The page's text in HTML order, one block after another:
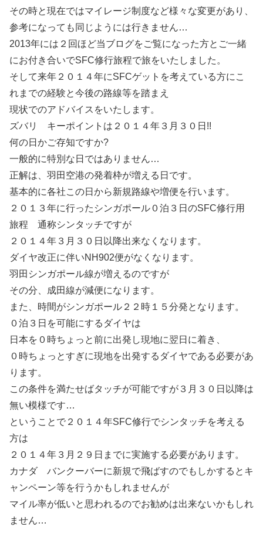
その時と現在ではマイレージ制度など様々な変更があり、
参考になっても同じようには行きません…
2013年には２回ほど当ブログをご覧になった方とご一緒
にお付き合いでSFC修行旅程で旅をいたしました。
そして来年２０１４年にSFCゲットを考えている方にこ
れまでの経験と今後の路線等を踏まえ
現状でのアドバイスをいたします。
ズバリ キーポイントは２０１４年３月３０日!!
何の日かご存知ですか?
一般的に特別な日ではありません…
正解は、羽田空港の発着枠が増える日です。
基本的に各社この日から新規路線や増便を行います。
２０１３年に行ったシンガポール０泊３日のSFC修行用
旅程 通称シンタッチですが
２０１４年３月３０日以降出来なくなります。
ダイヤ改正に伴いNH902便がなくなります。
羽田シンガポール線が増えるのですが
その分、成田線が減便になります。
また、時間がシンガポール２２時１５分発となります。
０泊３日を可能にするダイヤは
日本を０時ちょっと前に出発し現地に翌日に着き、
０時ちょっとすぎに現地を出発するダイヤである必要があ
ります。
この条件を満たせばタッチが可能ですが３月３０日以降は
無い模様です…
ということで２０１４年SFC修行でシンタッチを考える
方は
２０１４年３月２９日までに実施する必要があります。
カナダ バンクーバーに新規で飛ばすのでもしかするとキ
ャンペーン等を行うかもしれませんが
マイル率が低いと思われるのでお勧めは出来ないかもしれ
ません…